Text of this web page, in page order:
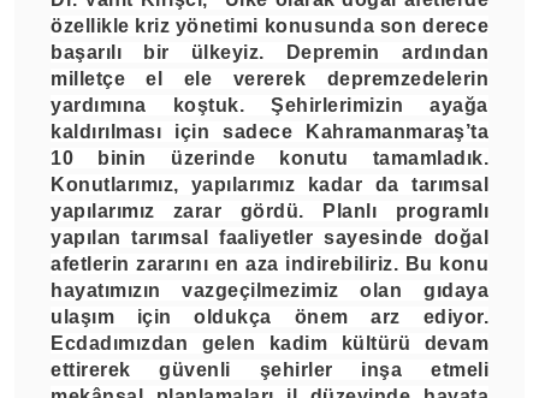
özellikle kriz yönetimi konusunda son derece
başarılı bir ülkeyiz. Depremin ardından
milletçe el ele vererek depremzedelerin
yardımına koştuk. Şehirlerimizin ayağa
kaldırılması için sadece Kahramanmaraş’ta
10 binin üzerinde konutu tamamladık.
Konutlarımız, yapılarımız kadar da tarımsal
yapılarımız zarar gördü. Planlı programlı
yapılan tarımsal faaliyetler sayesinde doğal
afetlerin zararını en aza indirebiliriz. Bu konu
hayatımızın vazgeçilmezimiz olan gıdaya
ulaşım için oldukça önem arz ediyor.
Ecdadımızdan gelen kadim kültürü devam
ettirerek güvenli şehirler inşa etmeli